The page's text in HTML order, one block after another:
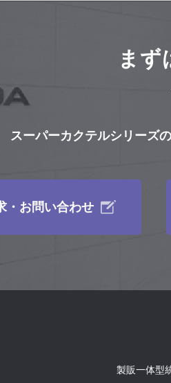
まず
スーパーカクテルシリーズ
・お問い合わせ
製販一体型